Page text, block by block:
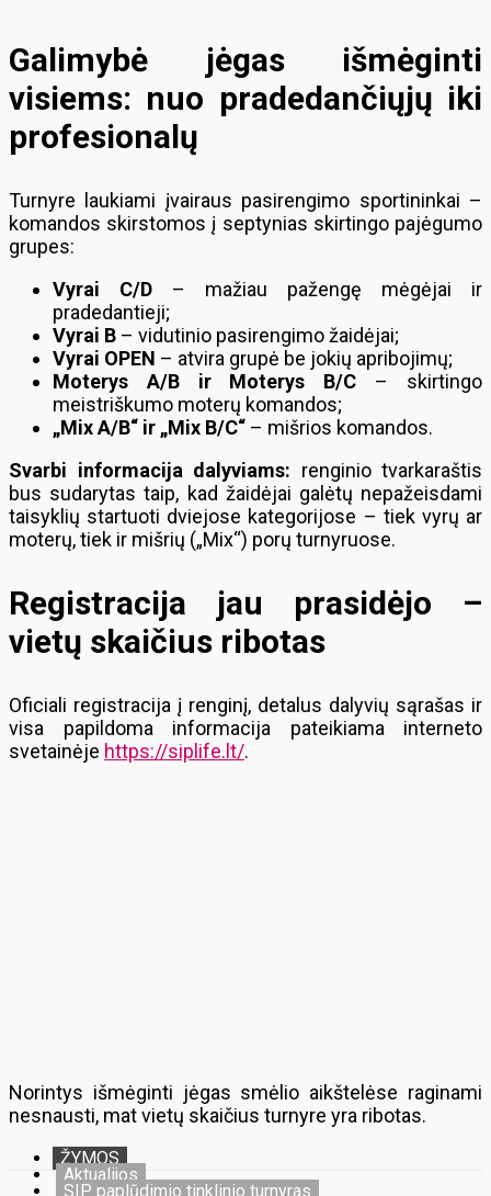
Galimybė jėgas išmėginti
visiems: nuo pradedančiųjų iki
profesionalų
Turnyre laukiami įvairaus pasirengimo sportininkai –
komandos skirstomos į septynias skirtingo pajėgumo
grupes:
Vyrai C/D – mažiau pažengę mėgėjai ir
pradedantieji;
Vyrai B – vidutinio pasirengimo žaidėjai;
Vyrai OPEN – atvira grupė be jokių apribojimų;
Moterys A/B ir Moterys B/C – skirtingo
meistriškumo moterų komandos;
„Mix A/B“ ir „Mix B/C“ – mišrios komandos.
Svarbi informacija dalyviams: renginio tvarkaraštis
bus sudarytas taip, kad žaidėjai galėtų nepažeisdami
taisyklių startuoti dviejose kategorijose – tiek vyrų ar
moterų, tiek ir mišrių („Mix“) porų turnyruose.
Registracija jau prasidėjo –
vietų skaičius ribotas
Oficiali registracija į renginį, detalus dalyvių sąrašas ir
visa papildoma informacija pateikiama interneto
svetainėje https://siplife.lt/.
Norintys išmėginti jėgas smėlio aikštelėse raginami
nesnausti, mat vietų skaičius turnyre yra ribotas.
ŽYMOS
Aktualijos
SIP paplūdimio tinklinio turnyras